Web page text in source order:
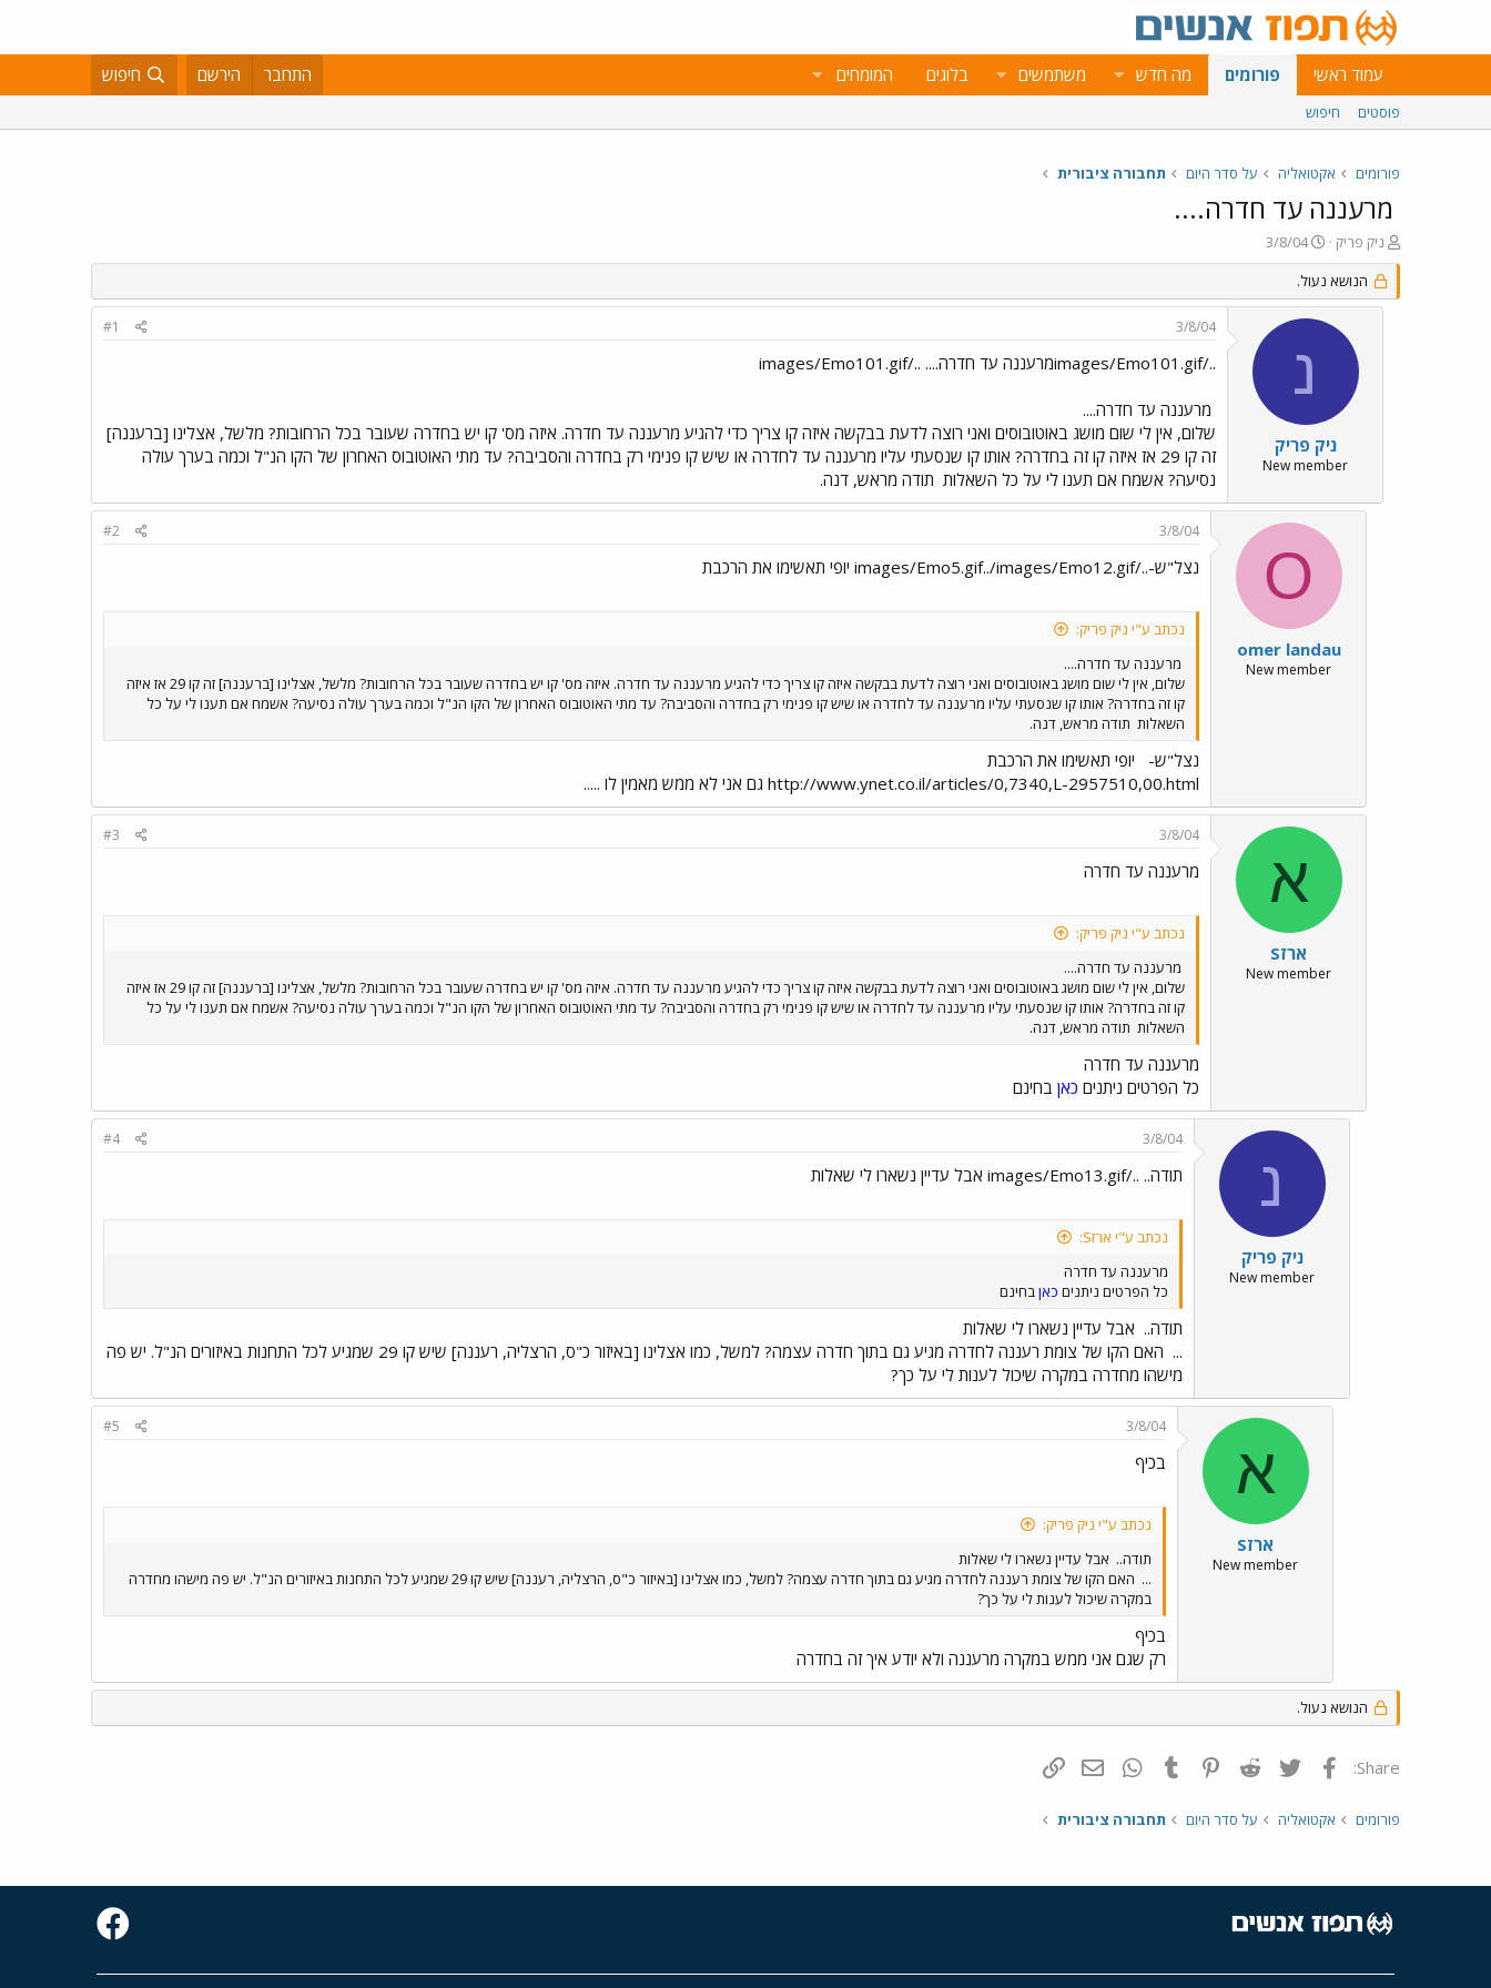
עמוד ראשי פורומים מה חדש משתמשים בלוגים המומחים התחבר הירשם חיפוש
פוסטים חיפוש
פורומים אקטואליה על סדר היום תחבורה ציבורית
מרעננה עד חדרה....
פ
ו
ת
ח
ניק פריק
פ
ו
ר
ס
ם
ת
ר
י
ך
3/8/04
הנושא נעול.
נ
ניק פריק
New member
3/8/04
#1
../images/Emo101.gifמרעננה עד חדרה.... ../images/Emo101.gif
מרעננה עד חדרה....
שלום, אין לי שום מושג באוטובוסים ואני רוצה לדעת בבקשה איזה קו צריך כדי להגיע מרעננה עד חדרה. איזה מס' קו יש בחדרה שעובר בכל הרחובות? מלשל, אצלינו [ברעננה]
זה קו 29 אז איזה קו זה בחדרה? אותו קו שנסעתי עליו מרעננה עד לחדרה או שיש קו פנימי רק בחדרה והסביבה? עד מתי האוטובוס האחרון של הקו הנ"ל וכמה בערך עולה
נסיעה? אשמח אם תענו לי על כל השאלות תודה מראש, דנה.
O
omer landau
New member
3/8/04
#2
נצל"ש-../images/Emo5.gif../images/Emo12.gif יופי תאשימו את הרכבת
נכתב ע"י ניק פריק:
מרעננה עד חדרה....
שלום, אין לי שום מושג באוטובוסים ואני רוצה לדעת בבקשה איזה קו צריך כדי להגיע מרעננה עד חדרה. איזה מס' קו יש בחדרה שעובר בכל הרחובות? מלשל, אצלינו [ברעננה] זה קו 29 אז איזה
קו זה בחדרה? אותו קו שנסעתי עליו מרעננה עד לחדרה או שיש קו פנימי רק בחדרה והסביבה? עד מתי האוטובוס האחרון של הקו הנ"ל וכמה בערך עולה נסיעה? אשמח אם תענו לי על כל
השאלות תודה מראש, דנה.
נצל"ש-
יופי תאשימו את הרכבת
http://www.ynet.co.il/articles/0,7340,L-2957510,00.html גם אני לא ממש מאמין לו .....
א
ארזS
New member
3/8/04
#3
מרעננה עד חדרה
נכתב ע"י ניק פריק:
מרעננה עד חדרה....
שלום, אין לי שום מושג באוטובוסים ואני רוצה לדעת בבקשה איזה קו צריך כדי להגיע מרעננה עד חדרה. איזה מס' קו יש בחדרה שעובר בכל הרחובות? מלשל, אצלינו [ברעננה] זה קו 29 אז איזה
קו זה בחדרה? אותו קו שנסעתי עליו מרעננה עד לחדרה או שיש קו פנימי רק בחדרה והסביבה? עד מתי האוטובוס האחרון של הקו הנ"ל וכמה בערך עולה נסיעה? אשמח אם תענו לי על כל
השאלות תודה מראש, דנה.
מרעננה עד חדרה
כל הפרטים ניתנים כאן בחינם
נ
ניק פריק
New member
3/8/04
#4
תודה.. ../images/Emo13.gif אבל עדיין נשארו לי שאלות
נכתב ע"י ארזS:
מרעננה עד חדרה
כל הפרטים ניתנים כאן בחינם
תודה.. אבל עדיין נשארו לי שאלות
...
האם הקו של צומת רעננה לחדרה מגיע גם בתוך חדרה עצמה? למשל, כמו אצלינו [באיזור כ"ס, הרצליה, רעננה] שיש קו 29 שמגיע לכל התחנות באיזורים הנ"ל. יש פה
מישהו מחדרה במקרה שיכול לענות לי על כך?
א
ארזS
New member
3/8/04
#5
בכיף
נכתב ע"י ניק פריק:
תודה.. אבל עדיין נשארו לי שאלות
...
האם הקו של צומת רעננה לחדרה מגיע גם בתוך חדרה עצמה? למשל, כמו אצלינו [באיזור כ"ס, הרצליה, רעננה] שיש קו 29 שמגיע לכל התחנות באיזורים הנ"ל. יש פה מישהו מחדרה
במקרה שיכול לענות לי על כך?
בכיף
רק שגם אני ממש במקרה מרעננה ולא יודע איך זה בחדרה
הנושא נעול.
Share: פייסבוק Twitter
Reddit
Pinterest
Tumblr
WhatsAppדואר אלקטרוני
פורומים אקטואליה על סדר היום תחבורה ציבורית